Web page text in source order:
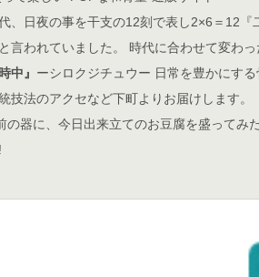
、日夜の事を干支の12刻で表し2×6＝12『
言われていました。 時代に合わせて変わっ
中』 ーシロクジチュウー 日常を豊かにする
技法のアクセなど下町よりお届けします。
の器に、今日出来立てのお豆腐を盛ってみ